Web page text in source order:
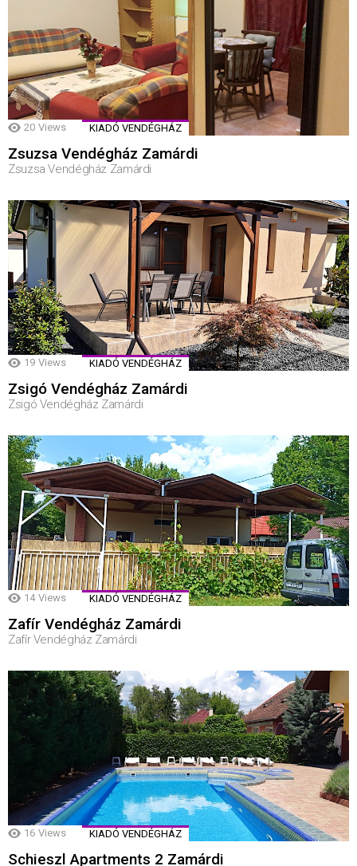
20 Views KIADÓ VENDÉGHÁZ
Zsuzsa Vendégház Zamárdi
Zsuzsa Vendégház Zamárdi
19 Views KIADÓ VENDÉGHÁZ
Zsigó Vendégház Zamárdi
Zsigó Vendégház Zamárdi
14 Views KIADÓ VENDÉGHÁZ
Zafír Vendégház Zamárdi
Zafír Vendégház Zamárdi
16 Views KIADÓ VENDÉGHÁZ
Schieszl Apartments 2 Zamárdi